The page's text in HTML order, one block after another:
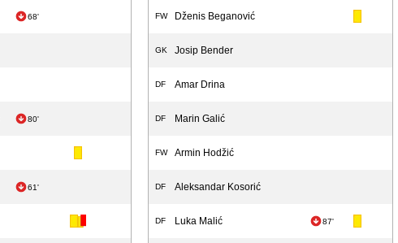
68'
80'
61'
FW Dženis Beganović
GK Josip Bender
DF Amar Drina
DF Marin Galić
FW Armin Hodžić
DF Aleksandar Kosorić
DF Luka Malić 87'